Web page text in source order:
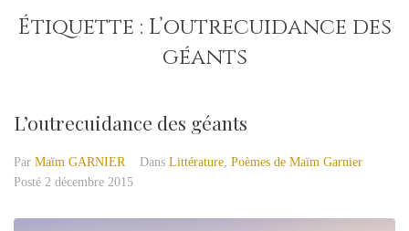
Étiquette : L’outrecuidance des
géants
L’outrecuidance des géants
Par Maïm GARNIER Dans Littérature, Poèmes de Maïm Garnier
Posté 2 décembre 2015